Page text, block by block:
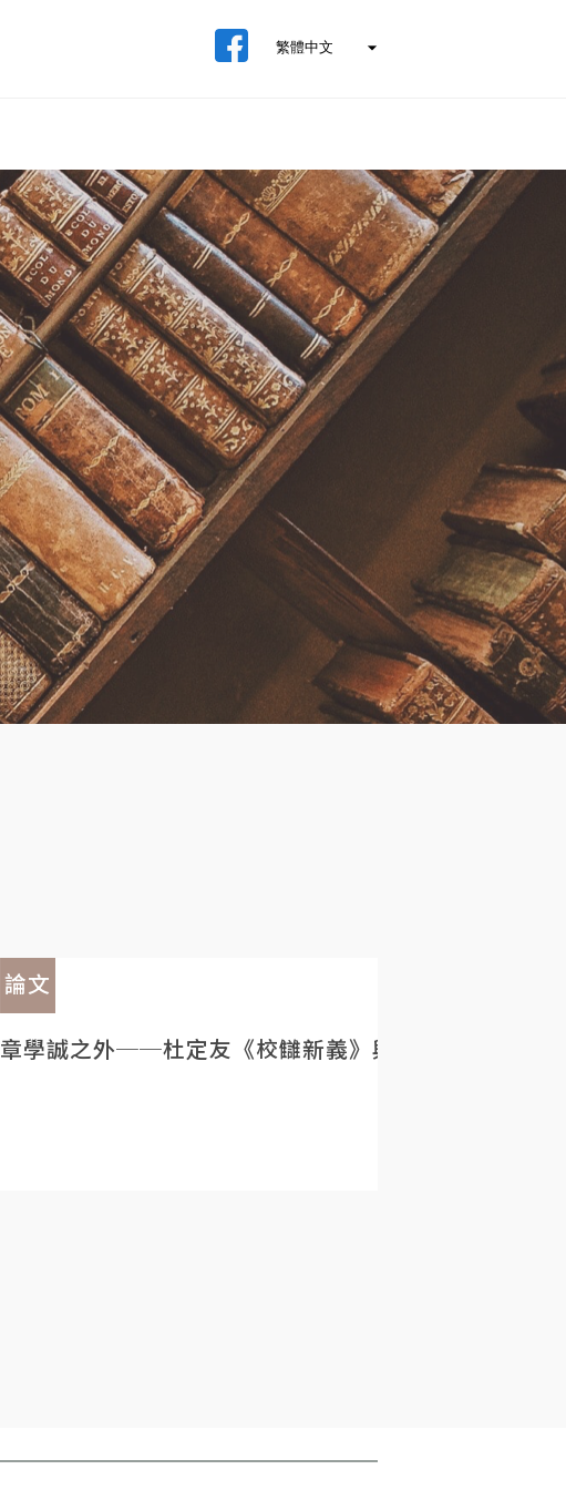
論文
章學誠之外──杜定友《校讎新義》與民初目錄學的重